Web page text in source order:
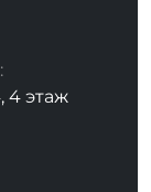
4 этаж